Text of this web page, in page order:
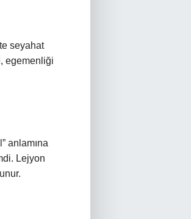
seyahat
egemenliği
anlamına
Lejyon